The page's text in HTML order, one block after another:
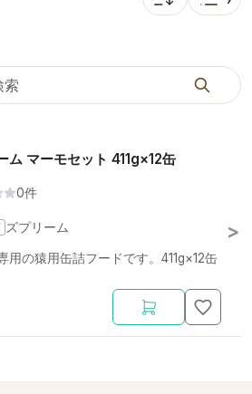
並び替え: お気に
表示
ム マーモセット 411g×12缶
0件
ズプリーム
用の猿用缶詰フードです。411g×12缶